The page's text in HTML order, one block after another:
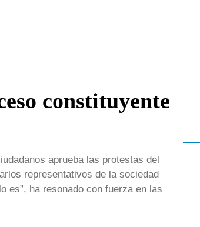
constituyente
aprueba las protestas del
representativos de la sociedad
es”, ha resonado con fuerza en las